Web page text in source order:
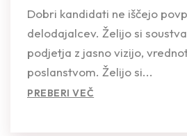
Dobri kandidati ne iščejo
delodajalcev. Želijo si
podjetja z jasno vizijo,
poslanstvom. Želijo si...
PREBERI VEČ